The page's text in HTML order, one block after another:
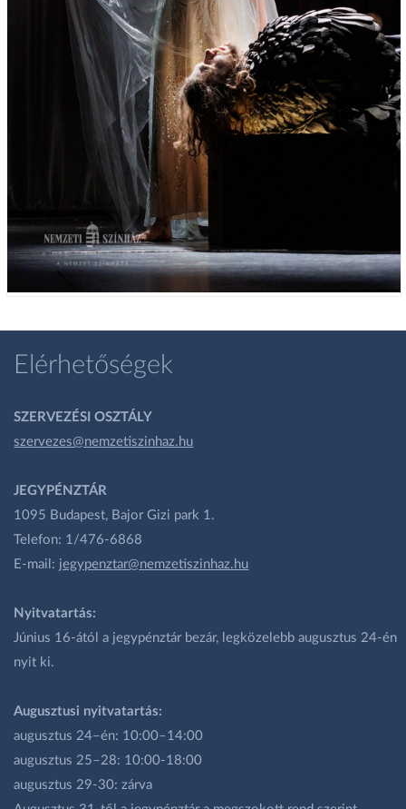
Elérhetőségek
SZERVEZÉSI OSZTÁLY
szervezes@nemzetiszinhaz.hu
JEGYPÉNZTÁR
1095 Budapest, Bajor Gizi park 1.
Telefon: 1/476-6868
E-mail: jegypenztar@nemzetiszinhaz.hu
Nyitvatartás:
Június 16-ától a jegypénztár bezár, legközelebb augusztus 24-én
nyit ki.
Augusztusi nyitvatartás:
augusztus 24–én: 10:00–14:00
augusztus 25–28: 10:00-18:00
augusztus 29-30: zárva